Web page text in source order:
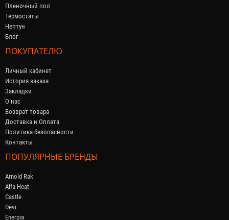
Пленочный пол
Термостаты
Нептун
Блог
ПОКУПАТЕЛЮ
Личный кабинет
История заказа
Закладки
О нас
Возврат товара
Доставка и Оплата
Политика безопасности
Контакты
ПОПУЛЯРНЫЕ БРЕНДЫ
Arnold Rak
Alfa Heat
Castle
Devi
Enerpia